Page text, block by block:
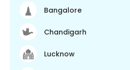
Bangalore
Chandigarh
Lucknow